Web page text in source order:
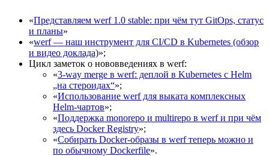
«Представляем werf 1.0 stable: при чём тут GitOps, статус
и планы»
«werf — наш инструмент для CI/CD в Kubernetes (обзор
и видео доклада)»;
Цикл заметок о нововведениях в werf:
«3-way merge в werf: деплой в Kubernetes с Helm
„на стероидах“»;
«Использование werf для выката комплексных
Helm-чартов»;
«Поддержка monorepo и multirepo в werf и при чём
здесь Docker Registry»;
«Собирать Docker-образы в werf теперь можно и
по обычному Dockerfile».